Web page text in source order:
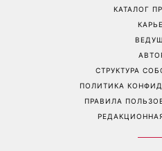
КАТАЛОГ
СТРУКТУРА
ПОЛИТИКА
ПРАВИЛА